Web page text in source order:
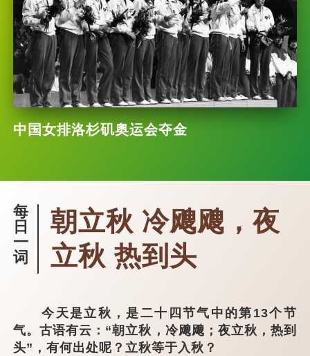
中国女排洛杉矶奥运会夺金
每
日
一
词
朝立秋 冷飕飕，夜
立秋 热到头
今天是立秋，是二十四节气中的第13个节
气。古语有云：“朝立秋，冷飕飕；夜立秋，热到
头”，有何出处呢？立秋等于入秋？